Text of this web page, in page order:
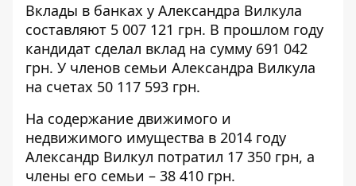
Вклады в банках у Александра Вилкула
составляют 5 007 121 грн. В прошлом году
кандидат сделал вклад на сумму 691 042
грн. У членов семьи Александра Вилкула
на счетах 50 117 593 грн.
На содержание движимого и
недвижимого имущества в 2014 году
Александр Вилкул потратил 17 350 грн, а
члены его семьи – 38 410 грн.